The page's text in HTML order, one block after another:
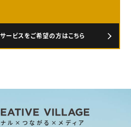
ービスをご希望の方はこちら
ナル×つながる×メディア